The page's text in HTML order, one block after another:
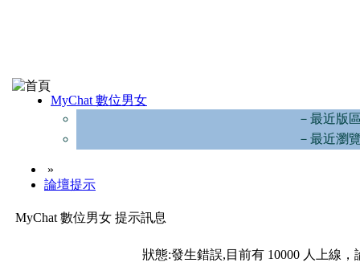
MyChat 數位男女
－最近版
－最近瀏
»
論壇提示
MyChat 數位男女 提示訊息
狀態:發生錯誤,目前有 10000 人上線